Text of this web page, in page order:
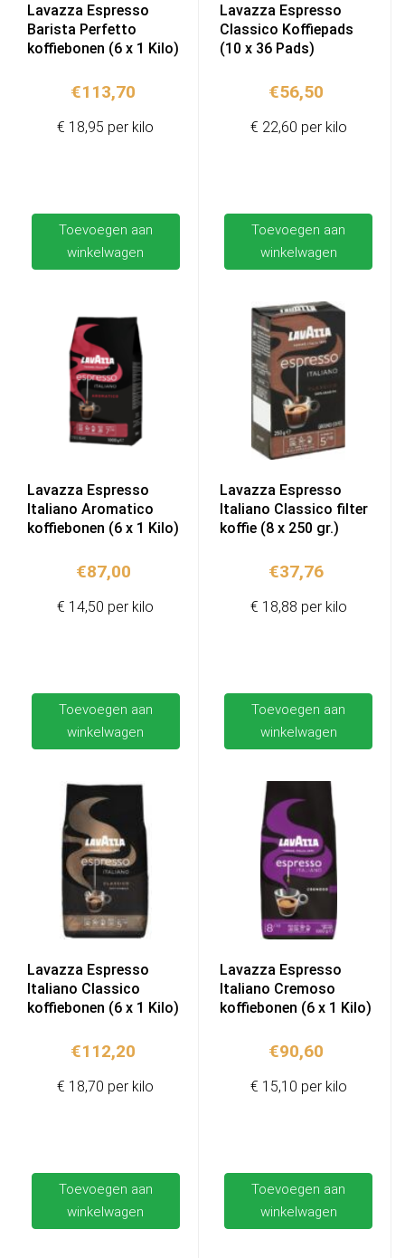
Lavazza Espresso
Barista Perfetto
koffiebonen (6 x 1 Kilo)
€113,70
Toevoegen aan
winkelwagen
€ 18,95 per kilo
Lavazza Espresso
Classico Koffiepads
(10 x 36 Pads)
€56,50
Toevoegen aan
winkelwagen
€ 22,60 per kilo
Lavazza Espresso
Italiano Aromatico
koffiebonen (6 x 1 Kilo)
€87,00
Toevoegen aan
winkelwagen
€ 14,50 per kilo
Lavazza Espresso
Italiano Classico filter
koffie (8 x 250 gr.)
€37,76
Toevoegen aan
winkelwagen
€ 18,88 per kilo
Lavazza Espresso
Italiano Classico
koffiebonen (6 x 1 Kilo)
€112,20
Toevoegen aan
winkelwagen
€ 18,70 per kilo
Lavazza Espresso
Italiano Cremoso
koffiebonen (6 x 1 Kilo)
€90,60
Toevoegen aan
winkelwagen
€ 15,10 per kilo